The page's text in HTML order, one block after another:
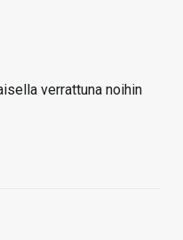
verrattuna noihin